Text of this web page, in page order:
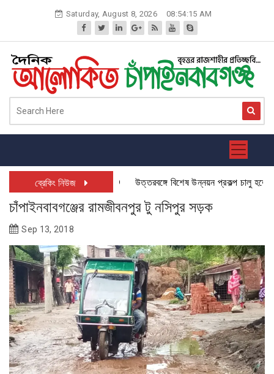
Saturday, August 8, 2026 08:54:16 AM
ব্রেকিং নিউজ উত্তরবঙ্গে বিশেষ উন্নয়ন প্রকল্প চালু হতে
চাঁপাইনবাবগঞ্জের রামজীবনপুর টু নসিপুর সড়ক
Sep 13, 2018